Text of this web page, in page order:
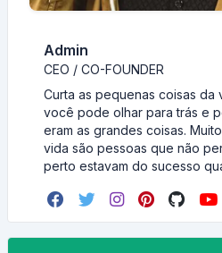
Admin
CEO / CO-FOUNDER
Curta as pequenas coisas da
você pode olhar para trás e
eram as grandes coisas.
vida são pessoas que não
perto estavam do sucesso